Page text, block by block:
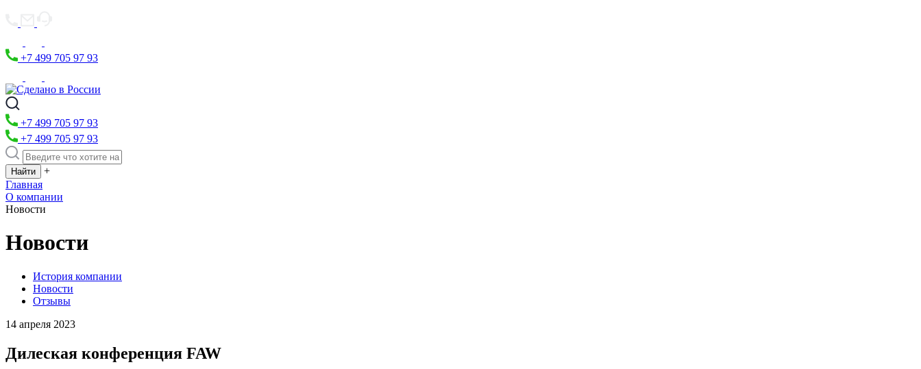
+7 499 705 97 93
+7 499 705 97 93
+7 499 705 97 93
+
Главная
О компании
Новости
Новости
История компании
Новости
Отзывы
14 апреля 2023
Дилеская конференция FAW